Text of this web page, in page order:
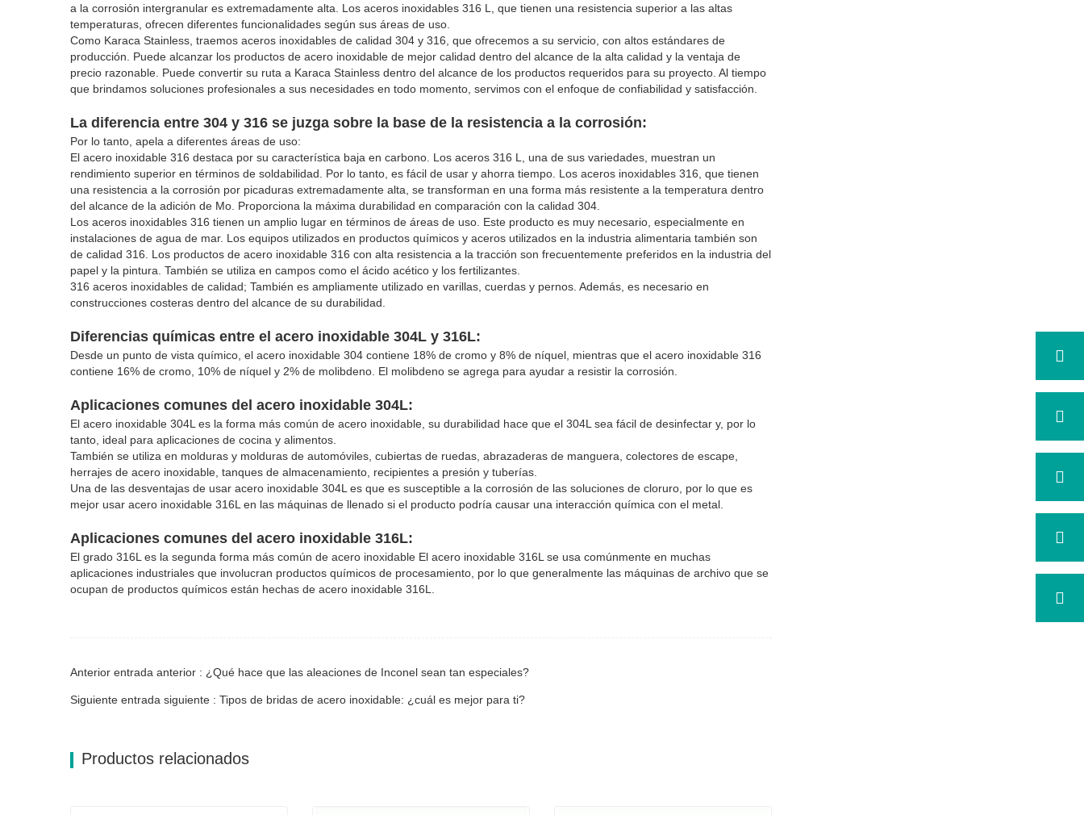
a la corrosión intergranular es extremadamente alta. Los aceros inoxidables 316 L, que tienen una resistencia superior a las altas
temperaturas, ofrecen diferentes funcionalidades según sus áreas de uso.
Como Karaca Stainless, traemos aceros inoxidables de calidad 304 y 316, que ofrecemos a su servicio, con altos estándares de
producción. Puede alcanzar los productos de acero inoxidable de mejor calidad dentro del alcance de la alta calidad y la ventaja de
precio razonable. Puede convertir su ruta a Karaca Stainless dentro del alcance de los productos requeridos para su proyecto. Al tiempo
que brindamos soluciones profesionales a sus necesidades en todo momento, servimos con el enfoque de confiabilidad y satisfacción.
La diferencia entre 304 y 316 se juzga sobre la base de la resistencia a la corrosión:
Por lo tanto, apela a diferentes áreas de uso:
El acero inoxidable 316 destaca por su característica baja en carbono. Los aceros 316 L, una de sus variedades, muestran un
rendimiento superior en términos de soldabilidad. Por lo tanto, es fácil de usar y ahorra tiempo. Los aceros inoxidables 316, que tienen
una resistencia a la corrosión por picaduras extremadamente alta, se transforman en una forma más resistente a la temperatura dentro
del alcance de la adición de Mo. Proporciona la máxima durabilidad en comparación con la calidad 304.
Los aceros inoxidables 316 tienen un amplio lugar en términos de áreas de uso. Este producto es muy necesario, especialmente en
instalaciones de agua de mar. Los equipos utilizados en productos químicos y aceros utilizados en la industria alimentaria también son
de calidad 316. Los productos de acero inoxidable 316 con alta resistencia a la tracción son frecuentemente preferidos en la industria del
papel y la pintura. También se utiliza en campos como el ácido acético y los fertilizantes.
316 aceros inoxidables de calidad; También es ampliamente utilizado en varillas, cuerdas y pernos. Además, es necesario en
construcciones costeras dentro del alcance de su durabilidad.
Diferencias químicas entre el acero inoxidable 304L y 316L:
Desde un punto de vista químico, el acero inoxidable 304 contiene 18% de cromo y 8% de níquel, mientras que el acero inoxidable 316
contiene 16% de cromo, 10% de níquel y 2% de molibdeno. El molibdeno se agrega para ayudar a resistir la corrosión.
Aplicaciones comunes del acero inoxidable 304L:
El acero inoxidable 304L es la forma más común de acero inoxidable, su durabilidad hace que el 304L sea fácil de desinfectar y, por lo
tanto, ideal para aplicaciones de cocina y alimentos.
También se utiliza en molduras y molduras de automóviles, cubiertas de ruedas, abrazaderas de manguera, colectores de escape,
herrajes de acero inoxidable, tanques de almacenamiento, recipientes a presión y tuberías.
Una de las desventajas de usar acero inoxidable 304L es que es susceptible a la corrosión de las soluciones de cloruro, por lo que es
mejor usar acero inoxidable 316L en las máquinas de llenado si el producto podría causar una interacción química con el metal.
Aplicaciones comunes del acero inoxidable 316L:
El grado 316L es la segunda forma más común de acero inoxidable El acero inoxidable 316L se usa comúnmente en muchas
aplicaciones industriales que involucran productos químicos de procesamiento, por lo que generalmente las máquinas de archivo que se
ocupan de productos químicos están hechas de acero inoxidable 316L.
Anterior entrada anterior : ¿Qué hace que las aleaciones de Inconel sean tan especiales?
Siguiente entrada siguiente : Tipos de bridas de acero inoxidable: ¿cuál es mejor para ti?
Productos relacionados